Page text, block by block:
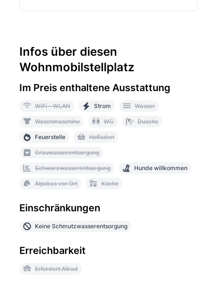
Infos über diesen
Wohnmobilstellplatz
Im Preis enthaltene Ausstattung
WiFi - WLAN Strom Wasser
Waschmaschine WC Dusche
Feuerstelle Hofladen
Grauwasserentsorgung
Schwarzwasserentsorgung Hunde willkommen
Alpakas vor Ort Küche
Einschränkungen
Keine Schmutzwasserentsorgung
Erreichbarkeit
Erfordert Allrad